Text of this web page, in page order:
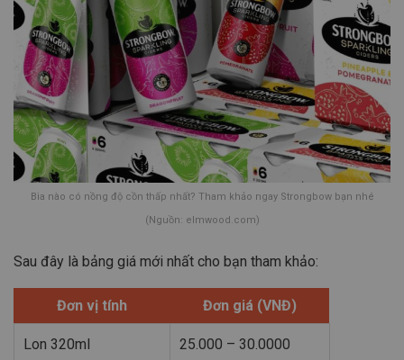
Bia nào có nồng độ cồn thấp nhất? Tham khảo ngay Strongbow bạn nhé
(Nguồn: elmwood.com)
Sau đây là bảng giá mới nhất cho bạn tham khảo:
Đơn vị tính Đơn giá (VNĐ)
Lon 320ml 25.000 – 30.0000